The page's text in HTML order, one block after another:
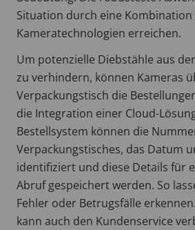
Situation durch eine
Kameratechnologien erreichen.
Um potenzielle Diebstähle aus
zu verhindern, können Kameras
Verpackungstisch die
die Integration einer Cloud-
Bestellsystem können die
Verpackungstisches, das Datum
identifiziert und diese Details für
Abruf gespeichert werden. So
Fehler oder Betrugsfälle
kann auch den Kundenservice